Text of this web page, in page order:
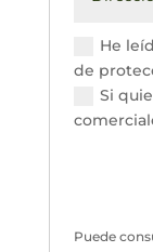
He
de
Si
Puede